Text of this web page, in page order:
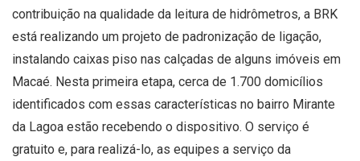
contribuição na qualidade da leitura de hidrômetros, a BRK
está realizando um projeto de padronização de ligação,
instalando caixas piso nas calçadas de alguns imóveis em
Macaé. Nesta primeira etapa, cerca de 1.700 domicílios
identificados com essas características no bairro Mirante
da Lagoa estão recebendo o dispositivo. O serviço é
gratuito e, para realizá-lo, as equipes a serviço da